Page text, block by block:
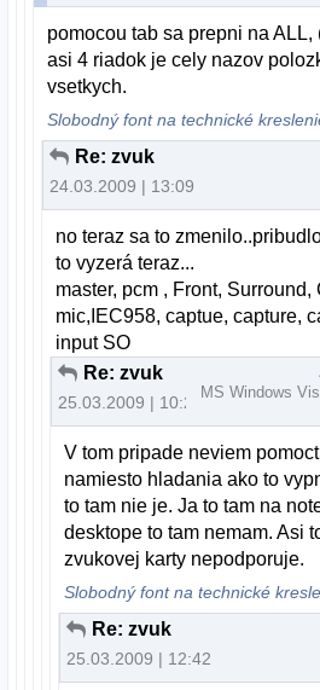
pomocou tab sa prepni na
asi 4 riadok je cely nazov
vsetkych.
Slobodný font na technické
Re: zvuk
24.03.2009 | 13:09
no teraz sa to
to vyzerá teraz...
master, pcm , Front,
mic,IEC958, captue, capture,
input SO
Re: zvuk
25.03.2009 | 10:20
MS Windows
V tom pripade neviem
namiesto hladania ako to
to tam nie je. Ja to tam na
desktope to tam nemam. Asi
zvukovej karty nepodporuje.
Slobodný font na technické
Re: zvuk
25.03.2009 | 12:42